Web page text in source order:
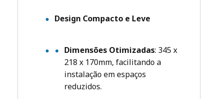
Design Compacto e Leve
Dimensões Otimizadas: 345 x
218 x 170mm, facilitando a
instalação em espaços
reduzidos.